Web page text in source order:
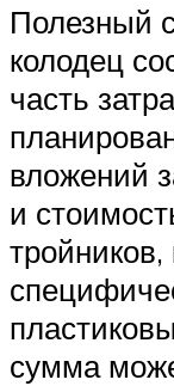
Полезный
колодец
часть
вложений
и
тройников,
сумма